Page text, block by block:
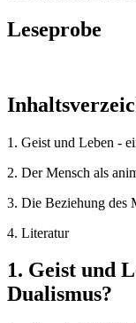
Leseprobe
1. Geist und Leben -
2. Der Mensch als
3. Die Beziehung des
4. Literatur
1. Geist und
Dualismus?